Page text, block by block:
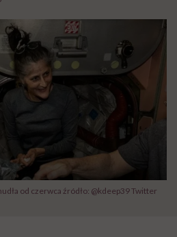
od czerwca źródło: @kdeep39 Twitter